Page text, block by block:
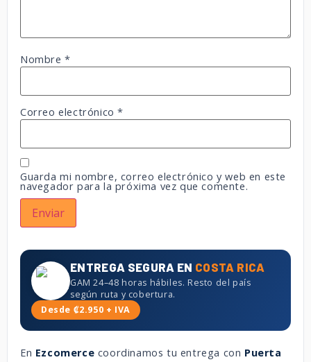
Nombre*
Correo electrónico*
Guarda mi nombre, correo electrónico y web en este
navegador para la próxima vez que comente.
ENTREGA SEGURA EN COSTA RICA
GAM 24–48 horas hábiles. Resto del país
según ruta y cobertura.
Desde ₡2.950 + IVA
En Ezcomerce coordinamos tu entrega con Puerta